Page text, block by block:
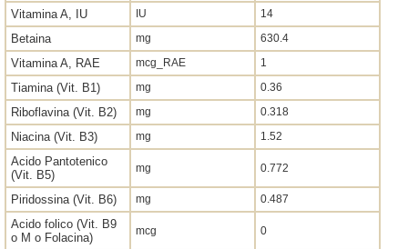
Vitamina A, IU IU 14
Betaina mg 630.4
Vitamina A, RAE mcg_RAE 1
Tiamina (Vit. B1) mg 0.36
Riboflavina (Vit. B2) mg 0.318
Niacina (Vit. B3) mg 1.52
Acido Pantotenico
(Vit. B5)
mg 0.772
Piridossina (Vit. B6) mg 0.487
Acido folico (Vit. B9
o M o Folacina)
mcg 0